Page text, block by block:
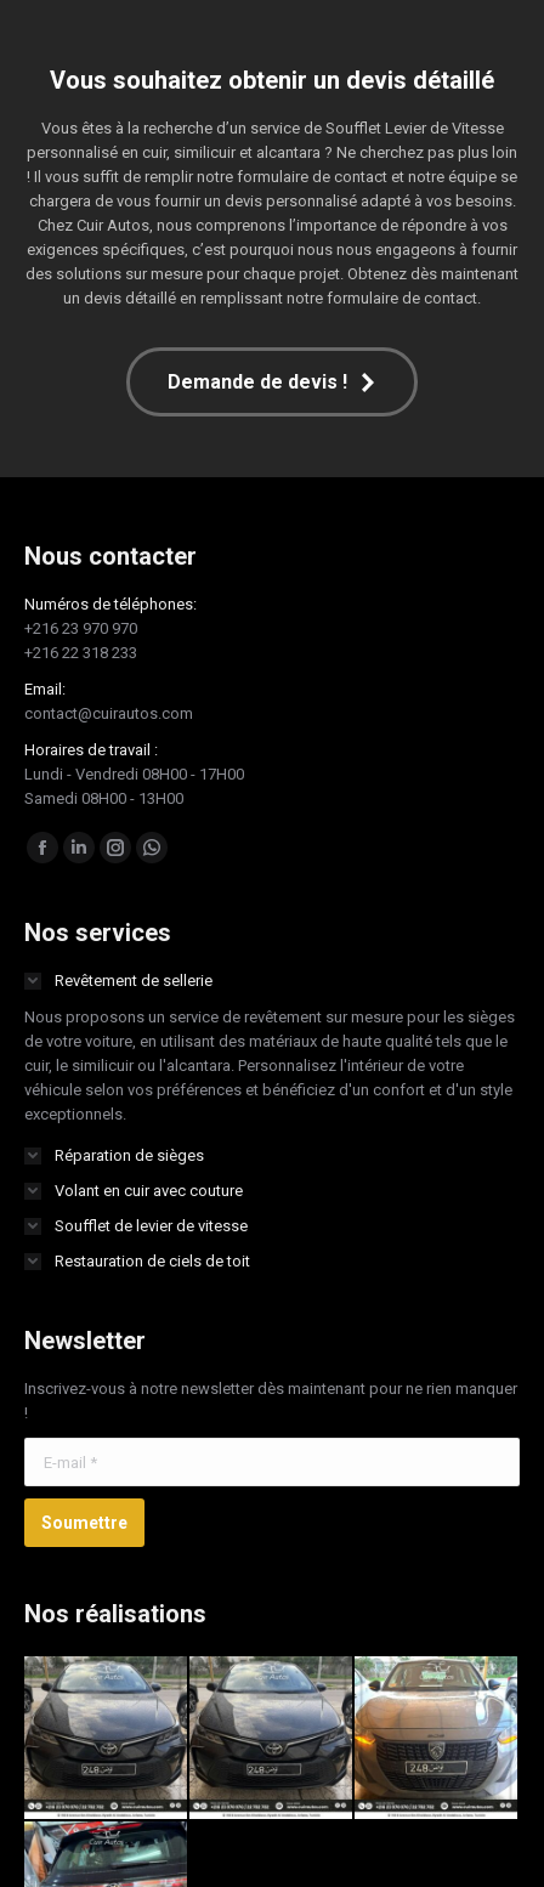
Vous souhaitez obtenir un devis détaillé
Vous êtes à la recherche d’un service de Soufflet Levier de Vitesse
personnalisé en cuir, similicuir et alcantara ? Ne cherchez pas plus loin
! Il vous suffit de remplir notre formulaire de contact et notre équipe se
chargera de vous fournir un devis personnalisé adapté à vos besoins.
Chez Cuir Autos, nous comprenons l’importance de répondre à vos
exigences spécifiques, c’est pourquoi nous nous engageons à fournir
des solutions sur mesure pour chaque projet. Obtenez dès maintenant
un devis détaillé en remplissant notre formulaire de contact.
Demande de devis !
Nous contacter
Numéros de téléphones:
+216 23 970 970
+216 22 318 233
Email:
contact@cuirautos.com
Horaires de travail :
Lundi - Vendredi 08H00 - 17H00
Samedi 08H00 - 13H00
Trouvez nous sur :
Facebook
opens
new
window
LinkedIn
opens
new
window
Instagram
opens
new
window
Whatsapp
opens
new
window
Nos services
Revêtement de sellerie
Nous proposons un service de revêtement sur mesure pour les sièges
de votre voiture, en utilisant des matériaux de haute qualité tels que le
cuir, le similicuir ou l'alcantara. Personnalisez l'intérieur de votre
véhicule selon vos préférences et bénéficiez d'un confort et d'un style
exceptionnels.
Réparation de sièges
Volant en cuir avec couture
Soufflet de levier de vitesse
Restauration de ciels de toit
Newsletter
Inscrivez-vous à notre newsletter dès maintenant pour ne rien manquer
!
Soumettre
Nos réalisations